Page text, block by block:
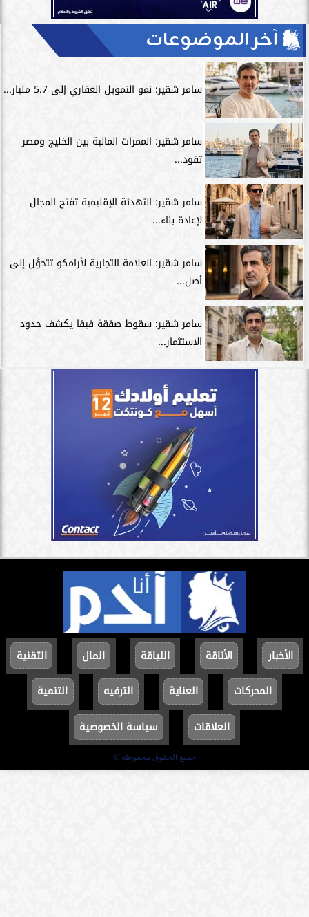
آخر الموضوعات
سامر شقير: نمو التمويل العقاري إلى 5.7 مليار...
سامر شقير: الممرات المالية بين الخليج ومصر
تقود...
سامر شقير: التهدئة الإقليمية تفتح المجال
لإعادة بناء...
سامر شقير: العلامة التجارية لأرامكو تتحوَّل إلى
أصل...
سامر شقير: سقوط صفقة فيفا يكشف حدود
الاستثمار...
الأخبار الأناقة اللياقة المال
التقنية
المحركات
العناية الترفيه
التنمية
العلاقات
سياسة الخصوصية
جميع الحقوق محفوظة ©